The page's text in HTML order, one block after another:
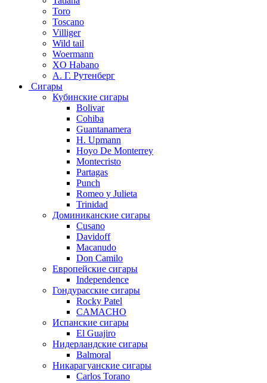
Toro
Toscano
Villiger
Wild tail
Woermann
XO Habano
А. Г. Рутенберг
Сигары
Кубинские сигары
Bolivar
Cohiba
Guantanamera
H. Upmann
Hoyo De Monterrey
Montecristo
Partagas
Punch
Romeo y Julieta
Trinidad
Доминиканские сигары
Cusano
Davidoff
Macanudo
Don Camilo
Европейские сигары
Independence
Гондурасские сигары
Rocky Patel
CAMACHO
Испанские сигары
El Guajiro
Нидерландские сигары
Balmoral
Никарагуанские сигары
Carlos Torano